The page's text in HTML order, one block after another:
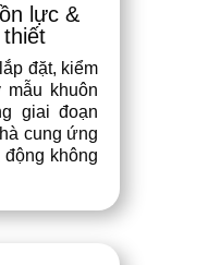
lực &
đặt, kiểm
khuôn
giai đoạn
cung ứng
không